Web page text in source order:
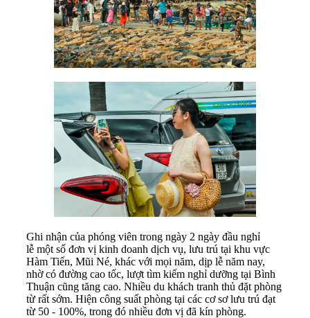
Ghi nhận của phóng viên trong ngày 2 ngày đầu nghỉ
lễ một số đơn vị kinh doanh dịch vụ, lưu trú tại khu vực
Hàm Tiến, Mũi Né, khác với mọi năm, dịp lễ năm nay,
nhờ có đường cao tốc, lượt tìm kiếm nghỉ dưỡng tại Bình
Thuận cũng tăng cao. Nhiều du khách tranh thủ đặt phòng
từ rất sớm. Hiện công suất phòng tại các cơ sơ lưu trú đạt
từ 50 - 100%, trong đó nhiều đơn vị đã kín phòng.